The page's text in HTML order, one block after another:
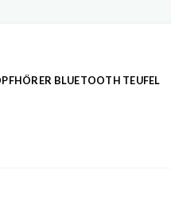
BLUETOOTH TEUFEL